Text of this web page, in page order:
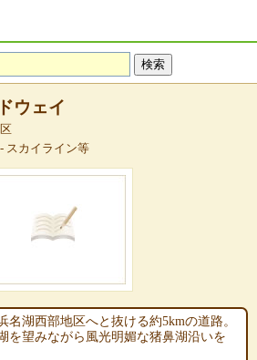
ウェイ
スカイライン等
名湖西部地区へと抜ける約5kmの道路。
を望みながら風光明媚な猪鼻湖沿いを